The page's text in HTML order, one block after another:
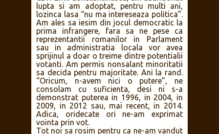
lupta si am adoptat, pentru multi ani,
lozinca lasa “nu ma intereseaza politica”.
Am ales sa iesim din jocul democratic la
prima infrangere, fara sa ne pese ca
reprezentantii romanilor in Parlament
sau in administratia locala vor avea
sprijinul a doar o treime dintre potentialii
votanti. Am permis nonsalant minoritatii
sa decida pentru majoritate. Ani la rand.
“Oricum, n-avem nici o putere”, ne
consolam cu suficienta, desi ni s-a
demonstrat puterea in 1996, in 2004, in
2009, in 2012 sau, mai recent, in 2014.
Adica, oridecate ori ne-am exprimat
vointa prin vot.
Tot noi sa rosim pentru ca ne-am vandut